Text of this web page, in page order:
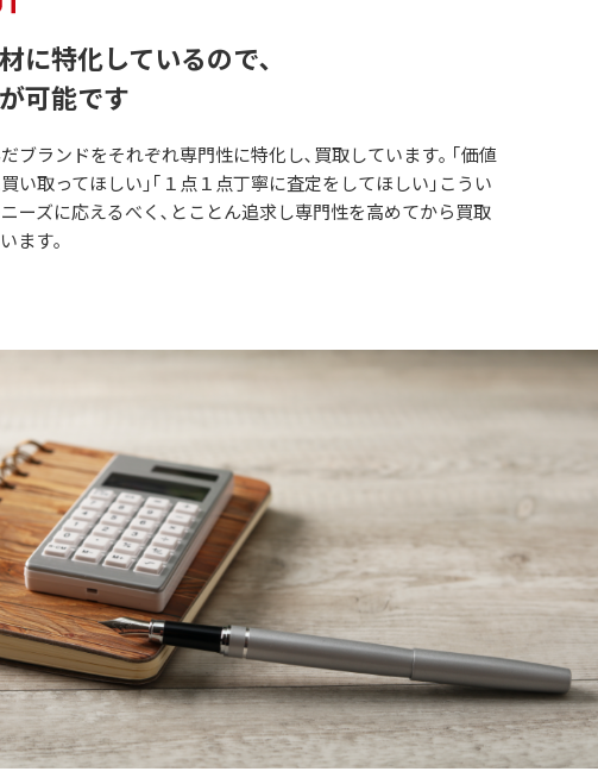
に特化しているので､
可能です
ブランドをそれぞれ専門性に特化し､買取しています｡ ｢価値
い取ってほしい｣｢１点１点丁寧に査定をしてほしい｣こうい
ーズに応えるべく､とことん追求し専門性を高めてから買取
ます｡